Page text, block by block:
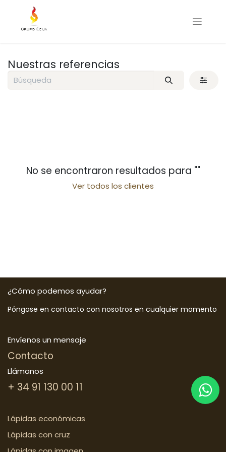
Nuestras referencias
No se encontraron resultados para ""
Ver todos los clientes
¿Cómo podemos ayudar?
Póngase en contacto con nosotros en cualquier momento
Envíenos un mensaje
Contacto
Llámanos
+ 34 91 130 00 11
Lápidas económicas
Lápidas con cruz